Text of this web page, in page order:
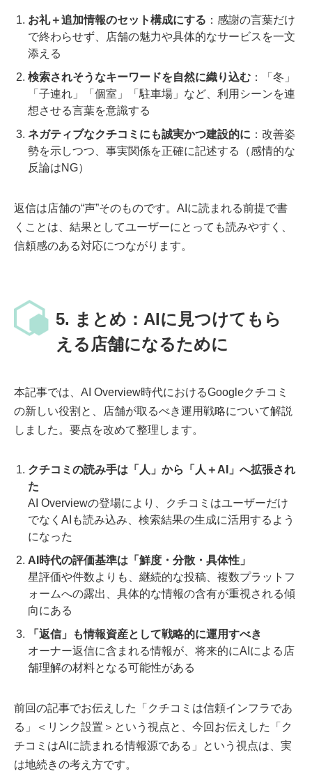
お礼＋追加情報のセット構成にする ：感謝の言葉だけ
で終わらせず、店舗の魅力や具体的なサービスを一文
添える
検索されそうなキーワードを自然に織り込む ：「冬」
「子連れ」「個室」「駐車場」など、利用シーンを連
想させる言葉を意識する
ネガティブなクチコミにも誠実かつ建設的に ：改善姿
勢を示しつつ、事実関係を正確に記述する（感情的な
反論はNG）
返信は店舗の“声”そのものです。AIに読まれる前提で書
くことは、結果としてユーザーにとっても読みやすく、
信頼感のある対応につながります。
5. まとめ：AIに見つけてもら
える店舗になるために
本記事では、AI Overview時代におけるGoogleクチコミ
の新しい役割と、店舗が取るべき運用戦略について解説
しました。要点を改めて整理します。
クチコミの読み手は「人」から「人＋AI」へ拡張され
た
AI Overviewの登場により、クチコミはユーザーだけ
でなくAIも読み込み、検索結果の生成に活用するよう
になった
AI時代の評価基準は「鮮度・分散・具体性」
星評価や件数よりも、継続的な投稿、複数プラットフ
ォームへの露出、具体的な情報の含有が重視される傾
向にある
「返信」も情報資産として戦略的に運用すべき
オーナー返信に含まれる情報が、将来的にAIによる店
舗理解の材料となる可能性がある
前回の記事でお伝えした「クチコミは信頼インフラであ
る」＜リンク設置＞という視点と、今回お伝えした「ク
チコミはAIに読まれる情報源である」という視点は、実
は地続きの考え方です。